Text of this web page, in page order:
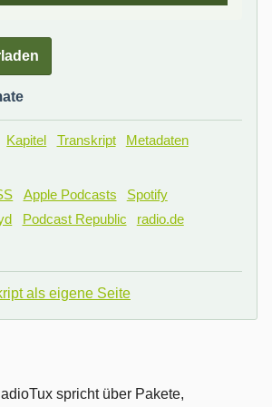
Kapitel Transkript
Metadaten
Apple Podcasts
Spotify
Podcast Republic
radio.de
als eigene Seite
spricht über Pakete,